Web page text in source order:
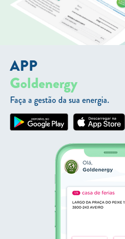
APP
Goldenergy
Faça a gestão da sua energia.